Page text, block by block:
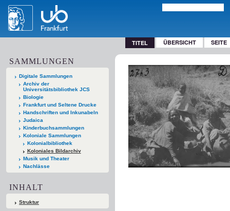
TITEL ÜBERSICHT SEITE
SAMMLUNGEN
Digitale Sammlungen
Archiv der
Universitätsbibliothek JCS
Biologie
Frankfurt und Seltene Drucke
Handschriften und Inkunabeln
Judaica
Kinderbuchsammlungen
Koloniale Sammlungen
Kolonialbibliothek
Koloniales Bildarchiv
Musik und Theater
Nachlässe
INHALT
Struktur